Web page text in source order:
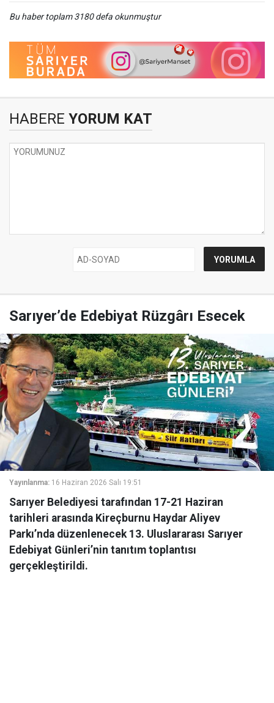
Bu haber toplam 3180 defa okunmuştur
HABERE YORUM KAT
Sarıyer’de Edebiyat Rüzgârı Esecek
Yayınlanma: 16 Haziran 2026 Salı 19:51
Sarıyer Belediyesi tarafından 17-21 Haziran
tarihleri arasında Kireçburnu Haydar Aliyev
Parkı’nda düzenlenecek 13. Uluslararası Sarıyer
Edebiyat Günleri’nin tanıtım toplantısı
gerçekleştirildi.